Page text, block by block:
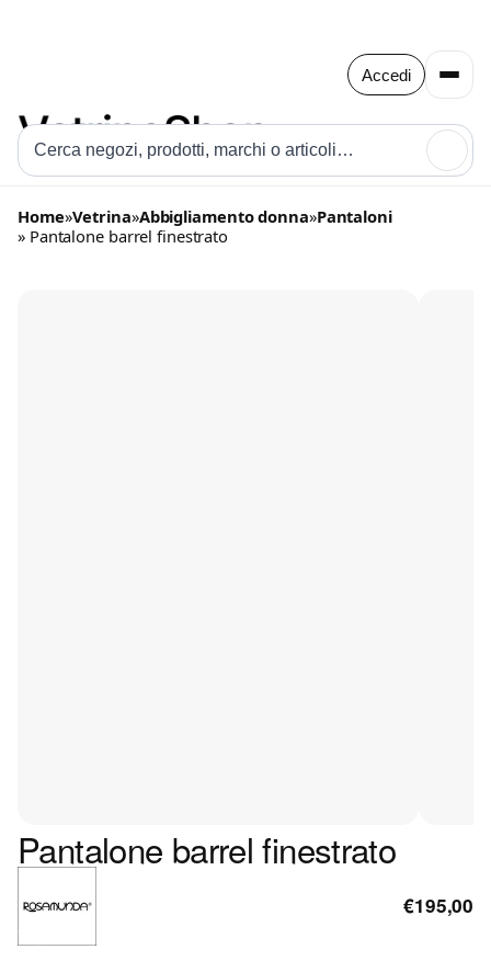
Accedi
Home»Vetrina»Abbigliamento donna»Pantaloni
» Pantalone barrel finestrato
Pantalone barrel finestrato
€195,00